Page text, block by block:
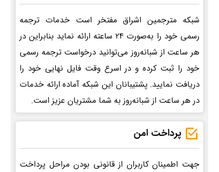
شبکه مترجمین اشراق مفتخر است خدمات ترجمه
رسمی خود را به‌صورت 24 ساعته ارائه نماید بنابراین در
هر ساعت از شبانه‌روز می‌توانید درخواست ترجمه رسمی
خود را ثبت کرده و در اسرع وقت فایل نهایی خود را
دریافت نمایید. پشتیبانان این شبکه آماده ارائه خدمات
در هر ساعت از شبانه‌روز به شما مشتریان عزیز است.
پرداخت امن
جهت اطمینان کاربران از قانونی بودن مراحل پرداخت